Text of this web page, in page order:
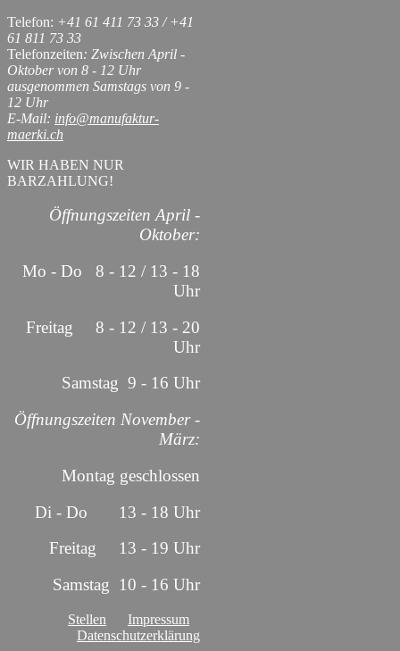
Telefon: +41 61 411 73 33 / +41
61 811 73 33
Telefonzeiten: Zwischen April -
Oktober von 8 - 12 Uhr
ausgenommen Samstags von 9 -
12 Uhr
E-Mail: info@manufaktur-
maerki.ch
WIR HABEN NUR
BARZAHLUNG!
Öffnungszeiten April -
Oktober:
Mo - Do 8 - 12 / 13 - 18
Uhr
Freitag 8 - 12 / 13 - 20
Uhr
Samstag 9 - 16 Uhr
Öffnungszeiten November -
März:
Montag geschlossen
Di - Do 13 - 18 Uhr
Freitag 13 - 19 Uhr
Samstag 10 - 16 Uhr
Stellen
Impressum
Datenschutzerklärung